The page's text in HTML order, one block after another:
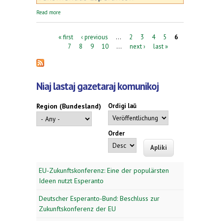
Read more
Pages
« first ‹ previous … 2 3 4 5
6
7
8 9 10 … next › last »
Niaj lastaj gazetaraj komunikoj
Region (Bundesland) Ordigi laŭ
Order
EU-Zukunftskonferenz: Eine der populärsten
Ideen nutzt Esperanto
Deutscher Esperanto-Bund: Beschluss zur
Zukunftskonferenz der EU